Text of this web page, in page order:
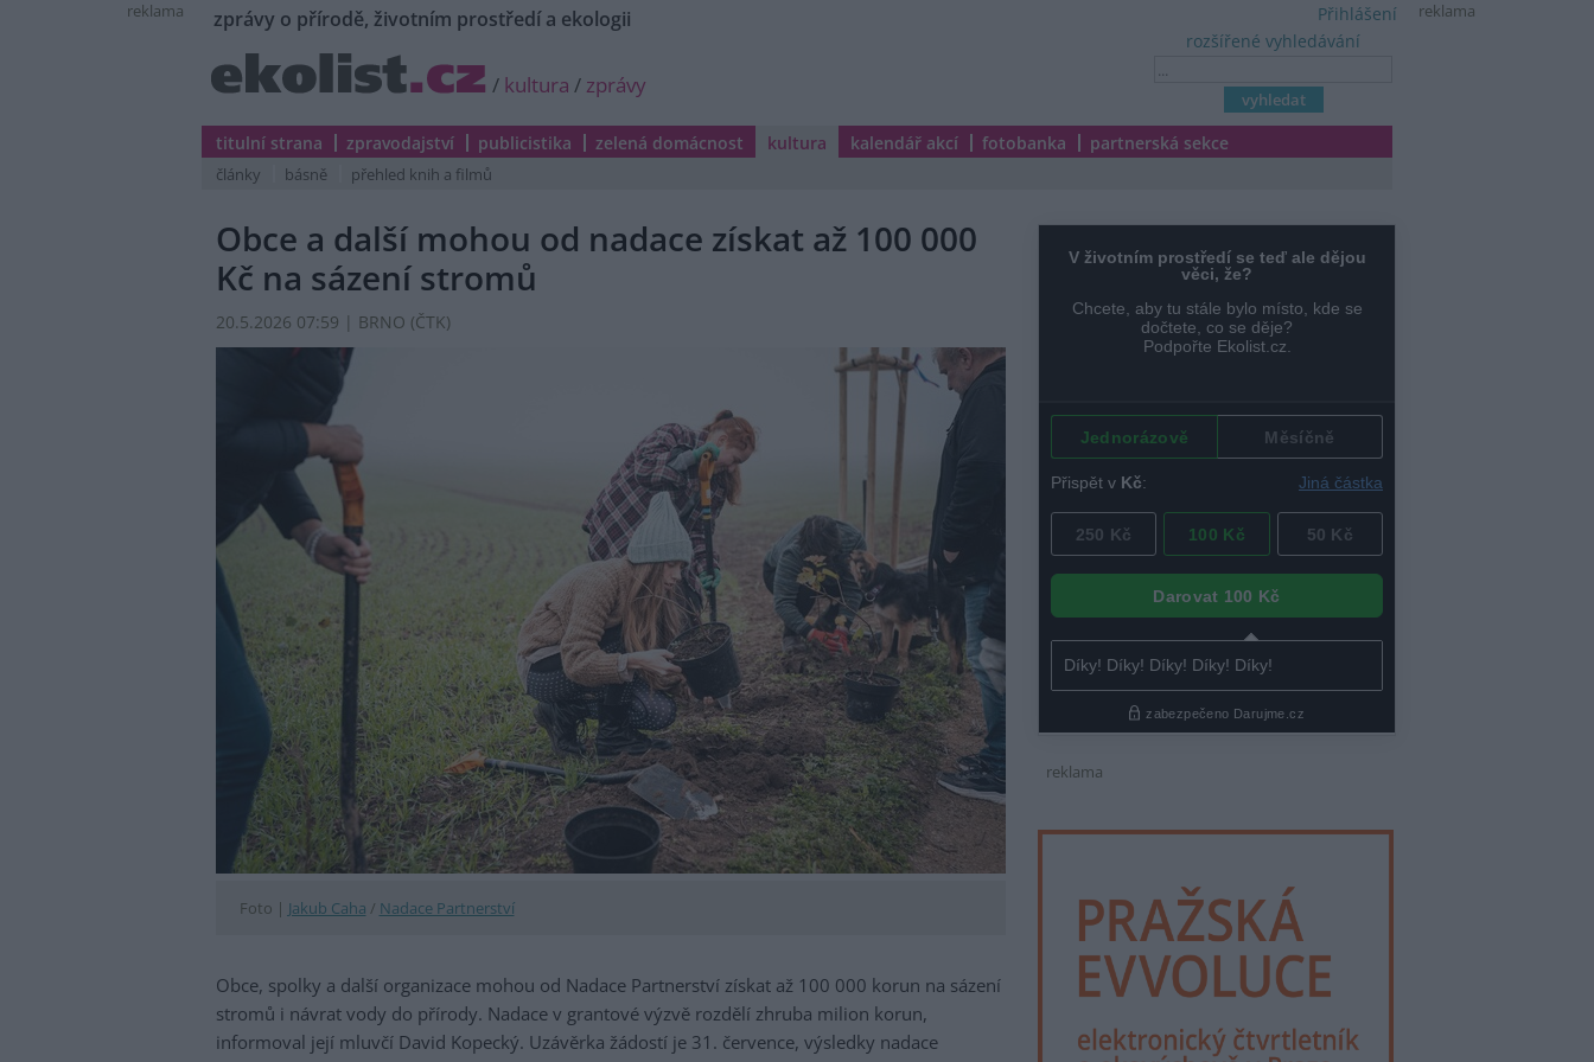
reklama
reklama zprávy o přírodě, životním prostředí a ekologii
/ kultura / zprávy
rozšířené vyhledávání
Přihlášení
titulní strana zpravodajství publicistika zelená domácnost kultura kalendář akcí fotobanka partnerská sekce
články básně přehled knih a filmů
Obce a další mohou od nadace získat až 100 000
Kč na sázení stromů
20.5.2026 07:59 | BRNO (ČTK)
Foto | Jakub Caha / Nadace Partnerství
Obce, spolky a další organizace mohou od Nadace Partnerství získat až 100 000 korun na sázení
stromů i návrat vody do přírody. Nadace v grantové výzvě rozdělí zhruba milion korun,
informoval její mluvčí David Kopecký. Uzávěrka žádostí je 31. července, výsledky nadace
reklama